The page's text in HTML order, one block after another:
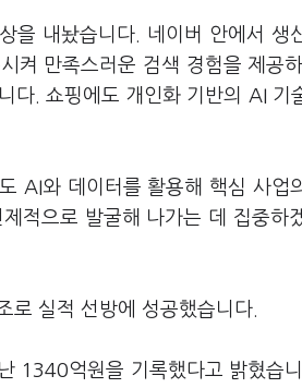
을 내놨습니다
네이버 안에서 생
켜 만족스러운 검색 경험을 제공
다.쇼핑에도 개인화 기반의 AI 기
AI와 데이터를 활용해 핵심 사업
적으로 발굴해 나가는 데 집중하
로 실적 선방에 성공했습니다
1340억원을 기록했다고 밝혔습